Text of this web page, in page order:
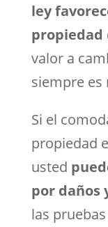
ley
propiedad
valor a
siempre es
Si el
propiedad
usted
por daños
las